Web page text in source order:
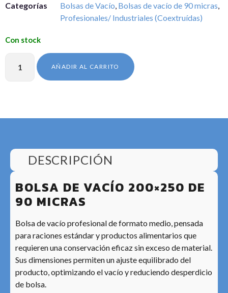
Categorías
Bolsas de Vacío, Bolsas de vacío de 90 micras,
Profesionales/ Industriales (Coextruídas)
AÑADIR AL CARRITO
DESCRIPCIÓN
BOLSA DE VACÍO 200×250 DE
90 MICRAS
Bolsa de vacío profesional de formato medio, pensada
para raciones estándar y productos alimentarios que
requieren una conservación eficaz sin exceso de material.
Sus dimensiones permiten un ajuste equilibrado del
producto, optimizando el vacío y reduciendo desperdicio
de bolsa.